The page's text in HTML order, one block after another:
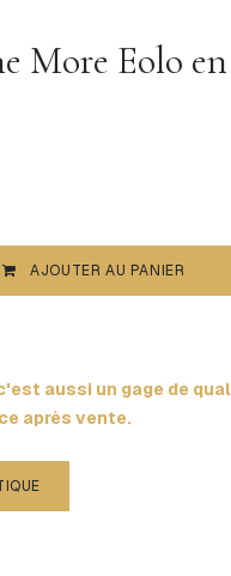
More Eolo
AJOUTER AU PANIER
aussi un gage de
après vente.